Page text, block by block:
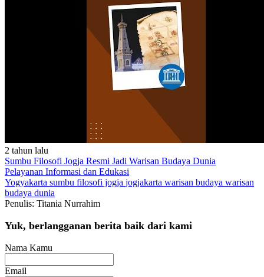
2 tahun lalu
Sumbu Filosofi Jogja Resmi Jadi Warisan Budaya Dunia
Pelayanan Informasi dan Edukasi
Yogyakarta sumbu filosofi jogja jogjakarta warisan budaya warisan
budaya dunia
Penulis: Titania Nurrahim
Yuk, berlangganan berita baik dari kami
Nama Kamu
Email